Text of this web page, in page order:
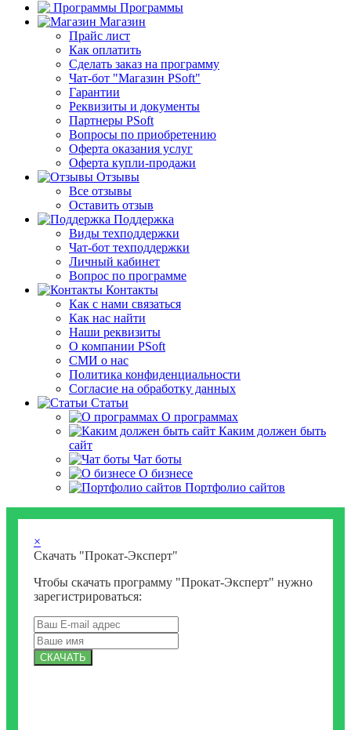
Программы
Магазин
Прайс лист
Как оплатить
Сделать заказ на программу
Чат-бот "Магазин PSoft"
Гарантии
Реквизиты и документы
Партнеры PSoft
Вопросы по приобретению
Оферта оказания услуг
Оферта купли-продажи
Отзывы
Все отзывы
Оставить отзыв
Поддержка
Виды техподдержки
Чат-бот техподдержки
Личный кабинет
Вопрос по программе
Контакты
Как с нами связаться
Как нас найти
Наши реквизиты
О компании PSoft
СМИ о нас
Политика конфиденциальности
Согласие на обработку данных
Статьи
О программах
Каким должен быть
сайт
Чат боты
О бизнесе
Портфолио сайтов
×
Скачать "Прокат-Эксперт"
Чтобы скачать программу "Прокат-Эксперт" нужно
зарегистрироваться:
СКАЧАТЬ